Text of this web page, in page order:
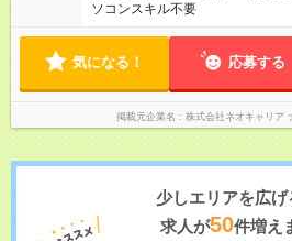
ソコンスキル不要
気になる！ 応募する
掲載元企業名 株式会社ネオキャリア
少しエリアを広げ
求人が50件増え